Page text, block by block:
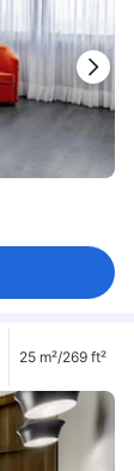
25 m²/269 ft²